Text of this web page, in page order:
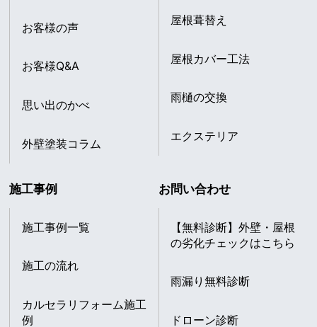
お客様の声
お客様Q&A
思い出のかべ
外壁塗装コラム
屋根葺替え
屋根カバー工法
雨樋の交換
エクステリア
施工事例
施工事例一覧
施工の流れ
カルセラリフォーム施工
例
お問い合わせ
【無料診断】外壁・屋根
の劣化チェックはこちら
雨漏り無料診断
ドローン診断